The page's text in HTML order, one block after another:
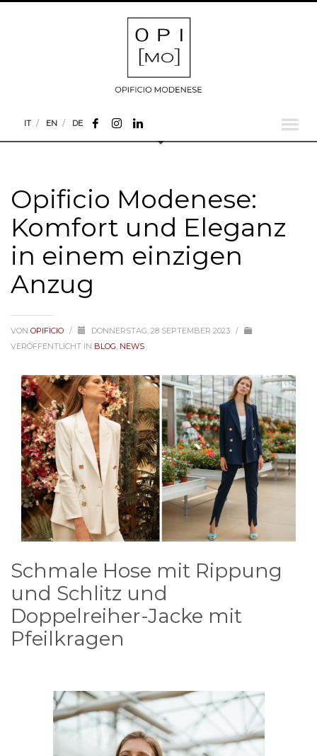
IT EN DE
Opificio Modenese:
Komfort und Eleganz
in einem einzigen
Anzug
VON OPIFICIO / DONNERSTAG, 28 SEPTEMBER 2023 /
VERÖFFENTLICHT IN BLOG, NEWS
Schmale Hose mit Rippung
und Schlitz und
Doppelreiher-Jacke mit
Pfeilkragen